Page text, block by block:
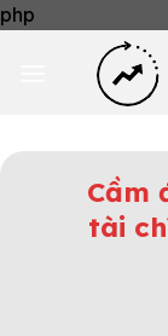
php
content
Cầm
tài